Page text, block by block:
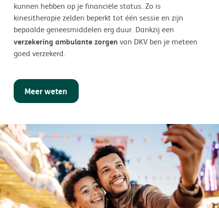
kunnen hebben op je financiële status. Zo is
kinesitherapie zelden beperkt tot één sessie en zijn
bepaalde geneesmiddelen erg duur. Dankzij een
verzekering ambulante zorgen van DKV ben je meteen
goed verzekerd.
Meer weten